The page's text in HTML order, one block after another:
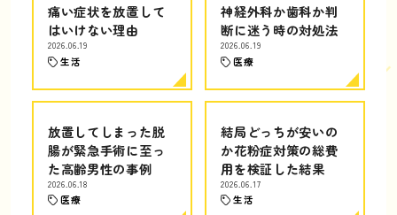
痛い症状を放置して
はいけない理由
2026.06.19
生活
神経外科か歯科か判
断に迷う時の対処法
2026.06.19
医療
放置してしまった脱
腸が緊急手術に至っ
た高齢男性の事例
2026.06.18
医療
結局どっちが安いの
か花粉症対策の総費
用を検証した結果
2026.06.17
生活